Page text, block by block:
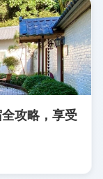
攻略，享受